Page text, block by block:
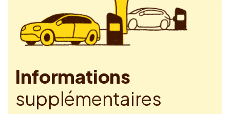
Informations
supplémentaires